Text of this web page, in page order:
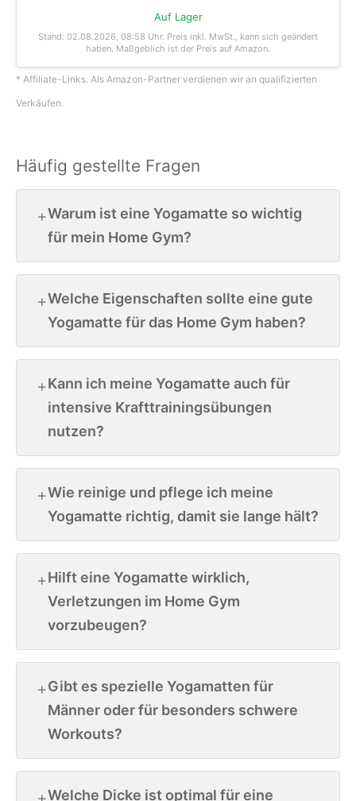
Auf Lager
Stand: 02.08.2026, 08:58 Uhr. Preis inkl. MwSt., kann sich geändert
haben. Maßgeblich ist der Preis auf Amazon.
* Affiliate-Links. Als Amazon-Partner verdienen wir an qualifizierten
Verkäufen.
Häufig gestellte Fragen
Warum ist eine Yogamatte so wichtig
für mein Home Gym?
Welche Eigenschaften sollte eine gute
Yogamatte für das Home Gym haben?
Kann ich meine Yogamatte auch für
intensive Krafttrainingsübungen
nutzen?
Wie reinige und pflege ich meine
Yogamatte richtig, damit sie lange hält?
Hilft eine Yogamatte wirklich,
Verletzungen im Home Gym
vorzubeugen?
Gibt es spezielle Yogamatten für
Männer oder für besonders schwere
Workouts?
Welche Dicke ist optimal für eine